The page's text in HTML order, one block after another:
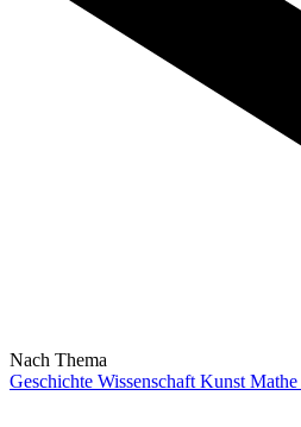
Nach Thema
Geschichte Wissenschaft Kunst Mathe